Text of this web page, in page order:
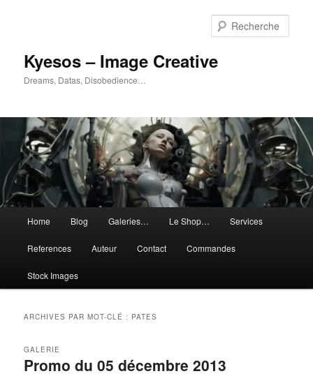
Kyesos – Image Creative
Dreams, Datas, Disobedience…
principal
Home Blog Galeries… Le Shop… Services
References Auteur Contact Commandes
Stock Images
ARCHIVES PAR MOT-CLÉ : PATES
Promo du 05 décembre 2013
GALERIE